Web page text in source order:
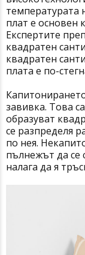
температурата
плат е основен
Експертите
квадратен
квадратен
плата е по-
завивка. Това
образуват
се разпределя
по нея.
пълнежът да се
налага да я